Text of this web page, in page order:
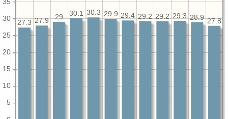
5
10
15
20
25
30
35
27.8
28.9
29.3
29.2
29.2
29.4
29.9
30.3
30.1
29
27.9
27.3